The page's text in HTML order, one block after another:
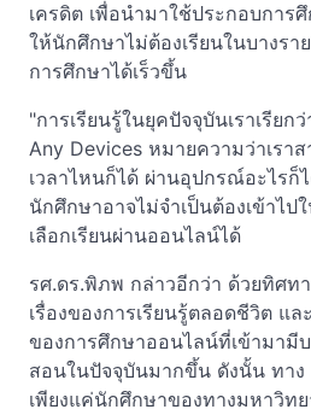
เครดิต เพื่อนำมาใช้ประกอบการ
ให้นักศึกษาไม่ต้องเรียนในบางรา
การศึกษาได้เร็วขึ้น
"การเรียนรู้ในยุคปัจจุบันเราเรียก
Any Devices หมายความว่าเราส
เวลาไหนก็ได้ ผ่านอุปกรณ์อะไรก็
นักศึกษาอาจไม่จำเป็นต้องเข้าไป
เลือกเรียนผ่านออนไลน์ได้
รศ.ดร.พิภพ กล่าวอีกว่า ด้วยทิศท
เรื่องของการเรียนรู้ตลอดชีวิต แ
ของการศึกษาออนไลน์ที่เข้ามามี
สอนในปัจจุบันมากขึ้น ดังนั้น ทาง
เพียงแค่นักศึกษาของทางมหาวิทย